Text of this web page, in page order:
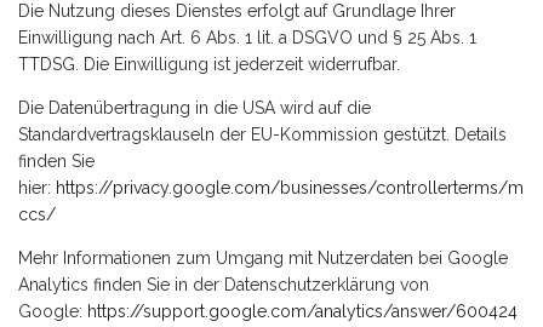
Die Nutzung dieses Dienstes erfolgt auf Grundlage Ihrer
Einwilligung nach Art. 6 Abs. 1 lit. a DSGVO und § 25 Abs. 1
TTDSG. Die Einwilligung ist jederzeit widerrufbar.
Die Datenübertragung in die USA wird auf die
Standardvertragsklauseln der EU-Kommission gestützt. Details
finden Sie
hier: https://privacy.google.com/businesses/controllerterms/m
ccs/
Mehr Informationen zum Umgang mit Nutzerdaten bei Google
Analytics finden Sie in der Datenschutzerklärung von
Google: https://support.google.com/analytics/answer/600424